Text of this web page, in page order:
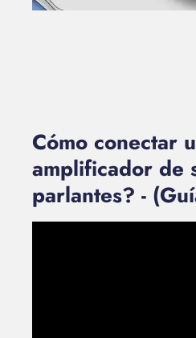
Cómo conectar
amplificador de
parlantes? -